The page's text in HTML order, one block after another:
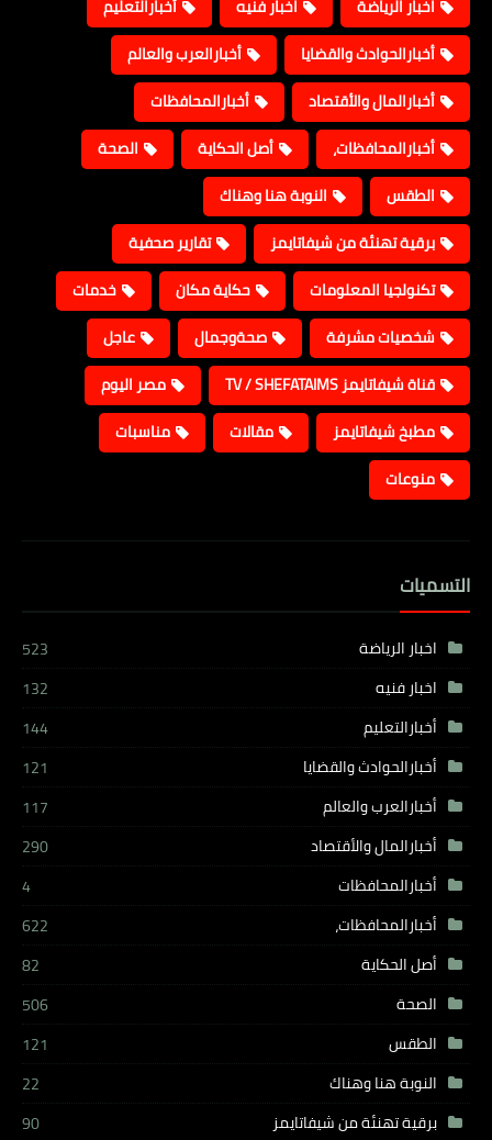
اخبار الرياضة اخبار فنيه
أخبارالتعليم
أخبارالحوادث والقضايا
أخبارالعرب والعالم
أخبارالمال والأقتصاد
أخبارالمحافظات
أخبارالمحافظات،
أصل الحكاية
الصحة
الطقس
النوبة هنا وهناك
برقية تهنئة من شيفاتايمز
تقارير صحفية
تكنولجيا المعلومات
حكاية مكان
خدمات
شخصيات مشرفة
صحةوجمال
عاجل
قناة شيفاتايمز TV / SHEFATAIMS
مصر اليوم
مطبخ شيفاتايمز
مقالات
مناسبات
منوعات
التسميات
اخبار الرياضة
523
اخبار فنيه
132
أخبارالتعليم
144
أخبارالحوادث والقضايا
121
أخبارالعرب والعالم
117
أخبارالمال والأقتصاد
290
أخبارالمحافظات
4
أخبارالمحافظات،
622
أصل الحكاية
82
الصحة
506
الطقس
121
النوبة هنا وهناك
22
برقية تهنئة من شيفاتايمز
90